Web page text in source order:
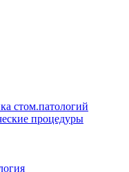
стом.патологий
процедуры